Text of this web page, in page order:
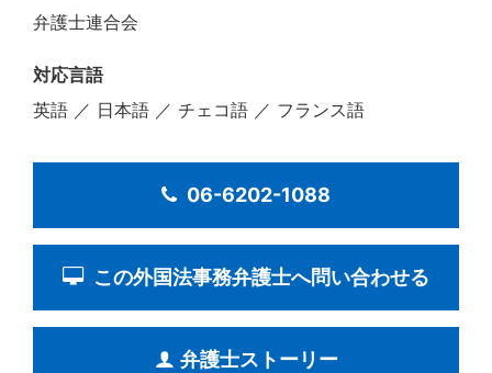
弁護士連合会
対応言語
英語 ／ 日本語 ／ チェコ語 ／ フランス語
06-6202-1088
この外国法事務弁護士へ問い合わせる
弁護士ストーリー